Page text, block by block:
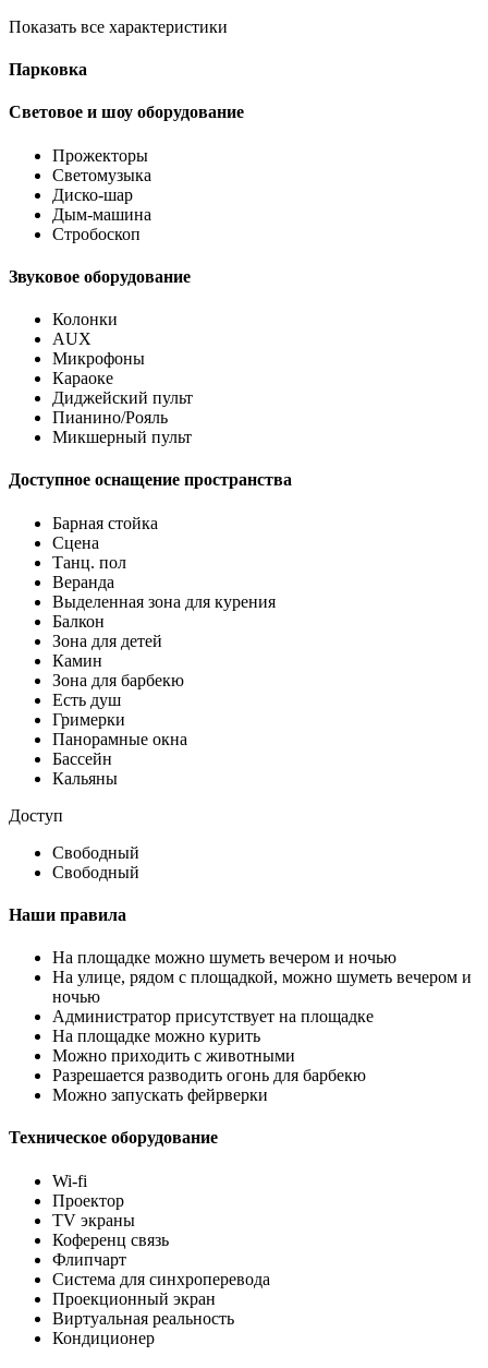
Показать все характеристики
Парковка
Световое и шоу оборудование
Прожекторы
Светомузыка
Диско-шар
Дым-машина
Стробоскоп
Звуковое оборудование
Колонки
AUX
Микрофоны
Караоке
Диджейский пульт
Пианино/Рояль
Микшерный пульт
Доступное оснащение пространства
Барная стойка
Сцена
Танц. пол
Веранда
Выделенная зона для курения
Балкон
Зона для детей
Камин
Зона для барбекю
Есть душ
Гримерки
Панорамные окна
Бассейн
Кальяны
Доступ
Свободный
Свободный
Наши правила
На площадке можно шуметь вечером и ночью
На улице, рядом с площадкой, можно шуметь вечером и
ночью
Администратор присутствует на площадке
На площадке можно курить
Можно приходить с животными
Разрешается разводить огонь для барбекю
Можно запускать фейрверки
Техническое оборудование
Wi-fi
Проектор
TV экраны
Коференц связь
Флипчарт
Система для синхроперевода
Проекционный экран
Виртуальная реальность
Кондиционер